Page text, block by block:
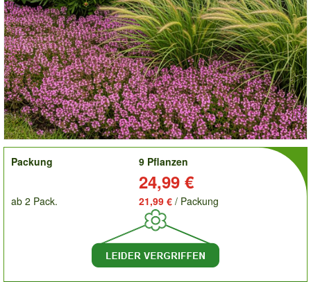
order
Packung
9 Pflanzen
24,99 €
ab 2 Pack. 21,99 € / Packung